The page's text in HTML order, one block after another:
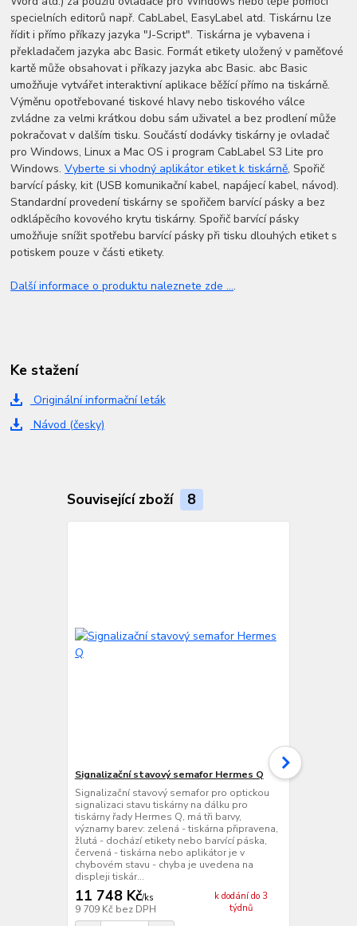
specielních editorů např. CabLabel, EasyLabel atd. Tiskárnu lze
řídit i přímo příkazy jazyka "J-Script". Tiskárna je vybavena i
překladačem jazyka abc Basic. Formát etikety uložený v paměťové
kartě může obsahovat i příkazy jazyka abc Basic. abc Basic
umožňuje vytvářet interaktivní aplikace běžící přímo na tiskárně.
Výměnu opotřebované tiskové hlavy nebo tiskového válce
zvládne za velmi krátkou dobu sám uživatel a bez prodlení může
pokračovat v dalším tisku. Součástí dodávky tiskárny je ovladač
pro Windows, Linux a Mac OS i program CabLabel S3 Lite pro
Windows.Vyberte si vhodný aplikátor etiket k tiskárně, Spořič
barvící pásky, kit (USB komunikační kabel, napájecí kabel, návod).
Standardní provedení tiskárny se spořičem barvící pásky a bez
odklápěcího kovového krytu tiskárny. Spořič barvící pásky
umožňuje snížit spotřebu barvící pásky při tisku dlouhých etiket s
potiskem pouze v části etikety.
Další informace o produktu naleznete zde ....
Ke stažení
Originální informační leták
Návod (česky)
Související zboží 8
Signalizační stavový semafor Hermes Q
Signalizační stavový semafor pro optickou
signalizaci stavu tiskárny na dálku pro
tiskárny řady Hermes Q, má tři barvy,
významy barev: zelená - tiskárna připravena,
žlutá - dochází etikety nebo barvící páska,
červená - tiskárna nebo aplikátor je v
chybovém stavu - chyba je uvedena na
displeji tiskár...
11 748 Kč/ks
9 709 Kč bez DPH
k dodání do 3
týdnů
Cab